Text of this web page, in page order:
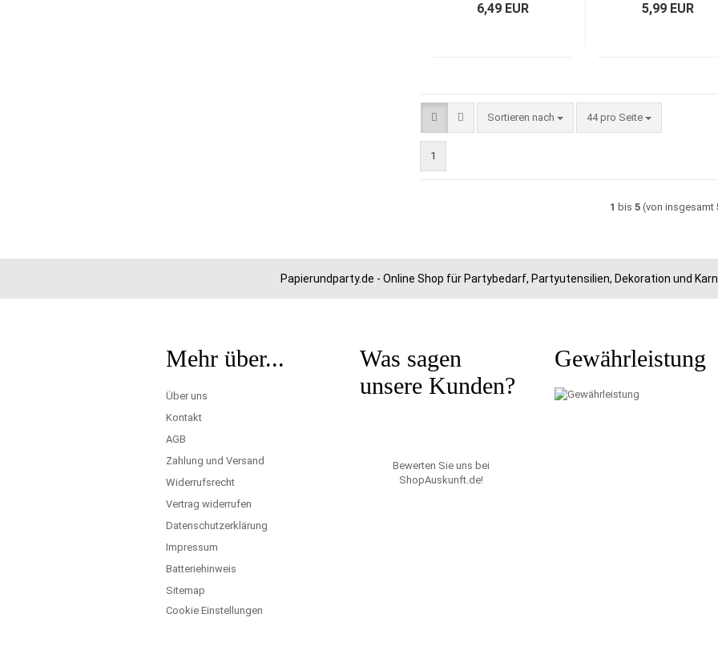
6,49 EUR 5,99 EUR
Sortieren nach
Sortieren nach 44 pro Seite
pro Seite
1
1 bis5 (von insgesamt
Papierundparty.de - Online Shop für Partybedarf, Partyutensilien, Dekoration und
Mehr über...
Über uns
Kontakt
AGB
Zahlung und Versand
Widerrufsrecht
Vertrag widerrufen
Datenschutzerklärung
Impressum
Batteriehinweis
Sitemap
Cookie Einstellungen
Was sagen
unsere Kunden?
Bewerten Sie uns bei
ShopAuskunft.de!
Gewährleistung